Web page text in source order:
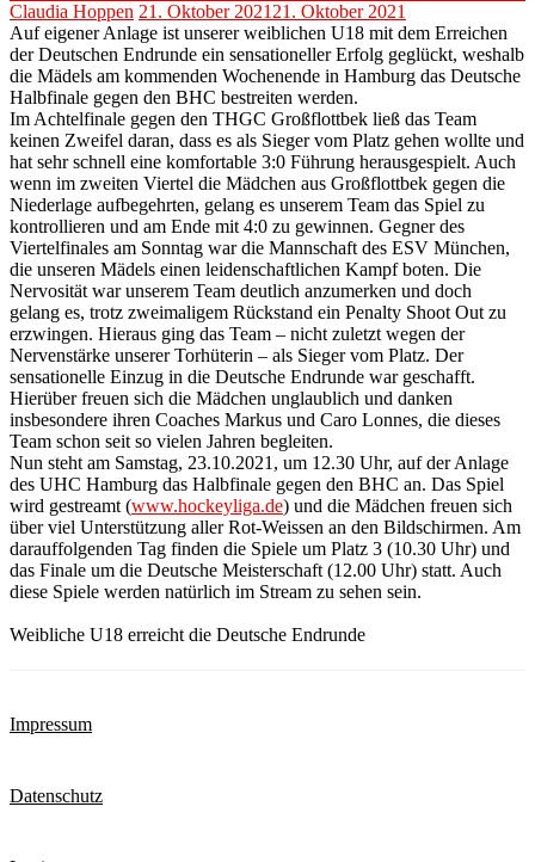
Claudia Hoppen 21. Oktober 2021 21. Oktober 2021
Auf eigener Anlage ist unserer weiblichen U18 mit dem Erreichen
der Deutschen Endrunde ein sensationeller Erfolg geglückt, weshalb
die Mädels am kommenden Wochenende in Hamburg das Deutsche
Halbfinale gegen den BHC bestreiten werden.
Im Achtelfinale gegen den THGC Großflottbek ließ das Team
keinen Zweifel daran, dass es als Sieger vom Platz gehen wollte und
hat sehr schnell eine komfortable 3:0 Führung herausgespielt. Auch
wenn im zweiten Viertel die Mädchen aus Großflottbek gegen die
Niederlage aufbegehrten, gelang es unserem Team das Spiel zu
kontrollieren und am Ende mit 4:0 zu gewinnen. Gegner des
Viertelfinales am Sonntag war die Mannschaft des ESV München,
die unseren Mädels einen leidenschaftlichen Kampf boten. Die
Nervosität war unserem Team deutlich anzumerken und doch
gelang es, trotz zweimaligem Rückstand ein Penalty Shoot Out zu
erzwingen. Hieraus ging das Team – nicht zuletzt wegen der
Nervenstärke unserer Torhüterin – als Sieger vom Platz. Der
sensationelle Einzug in die Deutsche Endrunde war geschafft.
Hierüber freuen sich die Mädchen unglaublich und danken
insbesondere ihren Coaches Markus und Caro Lonnes, die dieses
Team schon seit so vielen Jahren begleiten.
Nun steht am Samstag, 23.10.2021, um 12.30 Uhr, auf der Anlage
des UHC Hamburg das Halbfinale gegen den BHC an. Das Spiel
wird gestreamt (www.hockeyliga.de) und die Mädchen freuen sich
über viel Unterstützung aller Rot-Weissen an den Bildschirmen. Am
darauffolgenden Tag finden die Spiele um Platz 3 (10.30 Uhr) und
das Finale um die Deutsche Meisterschaft (12.00 Uhr) statt. Auch
diese Spiele werden natürlich im Stream zu sehen sein.
Weibliche U18 erreicht die Deutsche Endrunde
Impressum
Datenschutz